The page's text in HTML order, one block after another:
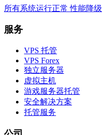
所有系统运行正常 性能降级
服务
VPS 托管
VPS Forex
独立服务器
虚拟主机
游戏服务器托管
安全解决方案
托管服务